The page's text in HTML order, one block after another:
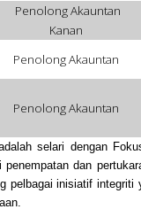
Penolong Akauntan
Kanan
Penolong Akauntan
Penolong Akauntan
selari dengan
dan
pelbagai inisiatif